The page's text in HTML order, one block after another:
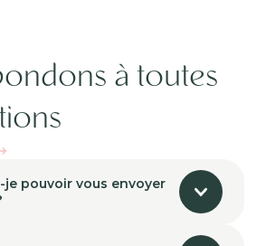
à toutes
je pouvoir vous envoyer